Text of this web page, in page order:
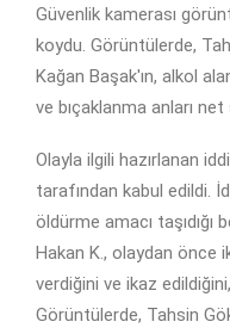
Güvenlik kamerası
koydu. Görüntülerde,
Kağan Başak'ın, alkol
ve bıçaklanma anları net
Olayla ilgili hazırlanan
tarafından kabul edildi.
öldürme amacı
Hakan K., olaydan önce
verdiğini ve ikaz
Görüntülerde, Tahsin